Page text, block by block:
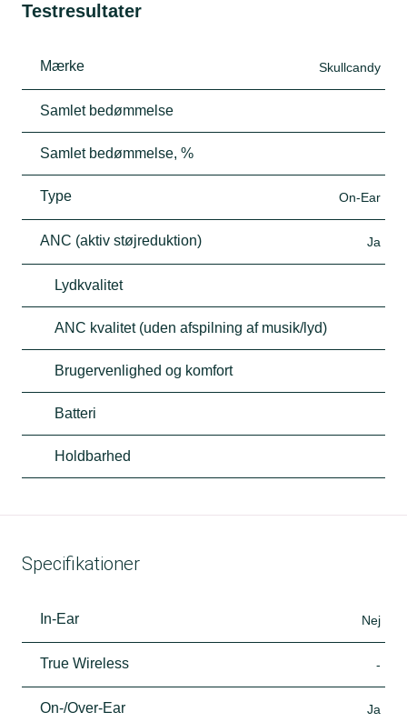
Testresultater
Mærke Skullcandy
Samlet bedømmelse
Samlet bedømmelse, %
Type On-Ear
ANC (aktiv støjreduktion) Ja
Lydkvalitet
ANC kvalitet (uden afspilning af musik/lyd)
Brugervenlighed og komfort
Batteri
Holdbarhed
Specifikationer
In-Ear Nej
True Wireless -
On-/Over-Ear Ja